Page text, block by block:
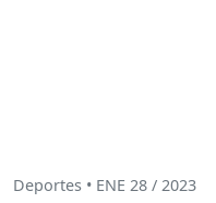
Deportes • ENE 28 / 2023